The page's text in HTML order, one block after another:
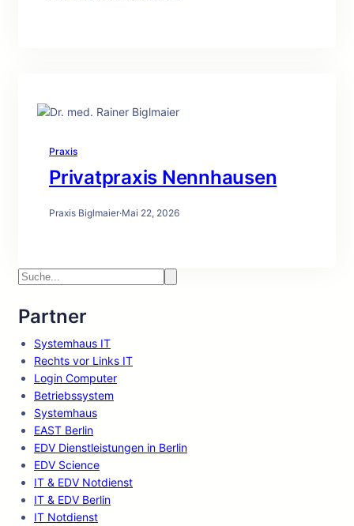
Praxis
Privatpraxis Nennhausen
Praxis Biglmaier·Mai 22, 2026
Partner
Systemhaus IT
Rechts vor Links IT
Login Computer
Betriebssystem
Systemhaus
EAST Berlin
EDV Dienstleistungen in Berlin
EDV Science
IT & EDV Notdienst
IT & EDV Berlin
IT Notdienst